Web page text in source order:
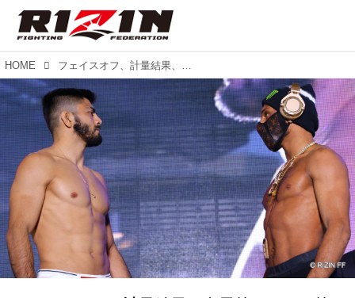
HOME フェイスオフ、計量結果、身長差、リーチ差を掲載中！湘南美容クリニック presents RIZIN.40 計量結果